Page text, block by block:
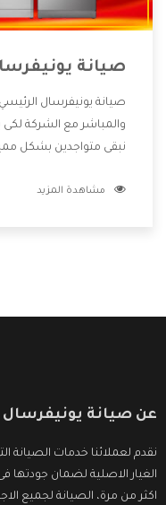
صيانة
صيانة يونيفرسال
والمباشر مع الشركة
نبقى متواجدين بشكل
الشركة بها والتى تكون
مشاهدة المزيد
عن صيانة يونيفرسال
نقدم لعملائنا خدمات
الغيار الاصلية لضمان
اكثر من مرة، الصيانة لجميع